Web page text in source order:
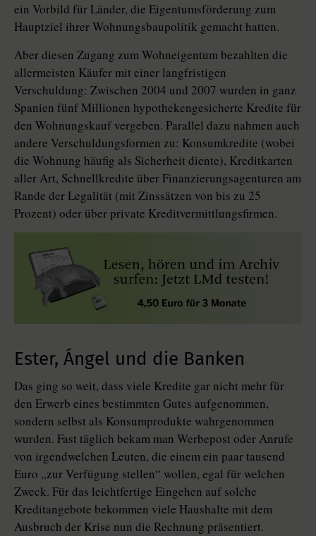
ein Vorbild für Länder, die Eigentumsförderung zum
Hauptziel ihrer Wohnungsbaupolitik gemacht hatten.
Aber diesen Zugang zum Wohneigentum bezahlten die
allermeisten Käufer mit einer langfristigen
Verschuldung: Zwischen 2004 und 2007 wurden in ganz
Spanien fünf Millionen hypothekengesicherte Kredite für
den Wohnungskauf vergeben. Parallel dazu nahmen auch
andere Verschuldungsformen zu: Konsumkredite (wobei
die Wohnung häufig als Sicherheit diente), Kreditkarten
aller Art, Schnellkredite über Finanzierungsagenturen am
Rande der Legalität (mit Zinssätzen von bis zu 25
Prozent) oder über private Kreditvermittlungsfirmen.
Ester, Ángel und die Banken
Das ging so weit, dass viele Kredite gar nicht mehr für
den Erwerb eines bestimmten Gutes aufgenommen,
sondern selbst als Konsumprodukte wahrgenommen
wurden. Fast täglich bekam man Werbepost oder Anrufe
von irgendwelchen Leuten, die einem ein paar tausend
Euro „zur Verfügung stellen“ wollen, egal für welchen
Zweck. Für das leichtfertige Eingehen auf solche
Kreditangebote bekommen viele Haushalte mit dem
Ausbruch der Krise nun die Rechnung präsentiert.